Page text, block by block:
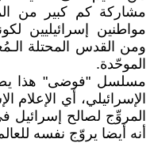
مشاركة كم كبير من
ومن القدس المحتلة
الموحّدة.
مسلسل "فوضى" هذا
الإسرائيلي، أي الإعلام
المروِّج لصالح إسرائيل
أنه أيضا يروّج نفسه